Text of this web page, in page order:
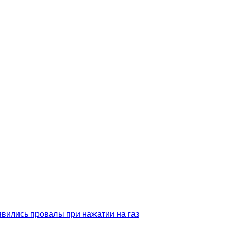
провалы при нажатии на газ